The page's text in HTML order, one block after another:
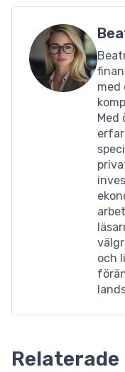
med
Med
och
Relaterade